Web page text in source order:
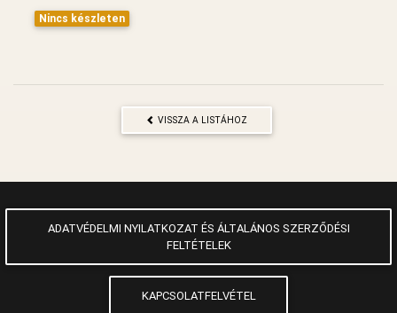
Nincs készleten
VISSZA A LISTÁHOZ
ADATVÉDELMI NYILATKOZAT ÉS ÁLTALÁNOS SZERZŐDÉSI
FELTÉTELEK
KAPCSOLATFELVÉTEL